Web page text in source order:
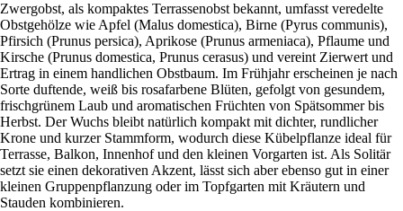
Zwergobst, als kompaktes Terrassenobst bekannt, umfasst veredelte
Obstgehölze wie Apfel (Malus domestica), Birne (Pyrus communis),
Pfirsich (Prunus persica), Aprikose (Prunus armeniaca), Pflaume und
Kirsche (Prunus domestica, Prunus cerasus) und vereint Zierwert und
Ertrag in einem handlichen Obstbaum. Im Frühjahr erscheinen je nach
Sorte duftende, weiß bis rosafarbene Blüten, gefolgt von gesundem,
frischgrünem Laub und aromatischen Früchten von Spätsommer bis
Herbst. Der Wuchs bleibt natürlich kompakt mit dichter, rundlicher
Krone und kurzer Stammform, wodurch diese Kübelpflanze ideal für
Terrasse, Balkon, Innenhof und den kleinen Vorgarten ist. Als Solitär
setzt sie einen dekorativen Akzent, lässt sich aber ebenso gut in einer
kleinen Gruppenpflanzung oder im Topfgarten mit Kräutern und
Stauden kombinieren.